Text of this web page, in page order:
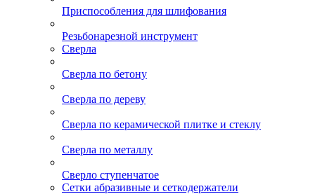
Приспособления для шлифования
Резьбонарезной инструмент
Сверла
Сверла по бетону
Сверла по дереву
Сверла по керамической плитке и стеклу
Сверла по металлу
Сверло ступенчатое
Сетки абразивные и сеткодержатели